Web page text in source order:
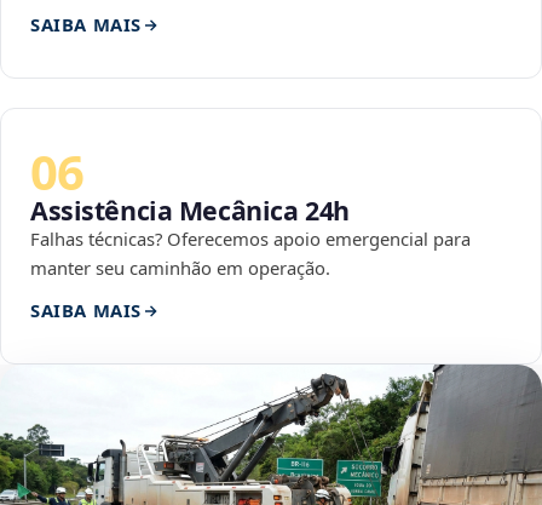
SAIBA MAIS
06
Assistência Mecânica 24h
Falhas técnicas? Oferecemos apoio emergencial para
manter seu caminhão em operação.
SAIBA MAIS